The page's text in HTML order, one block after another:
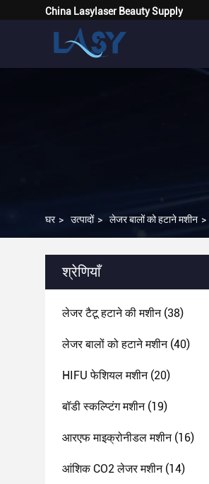
China Lasylaser Beauty Supply
घर > उत्पादों > लेजर बालों को हटाने मशीन >
श्रेणियाँ
लेजर टैटू हटाने की मशीन(38)
लेजर बालों को हटाने मशीन(40)
HIFU फेशियल मशीन(20)
बॉडी स्कल्प्टिंग मशीन(19)
आरएफ माइक्रोनीडल मशीन(16)
आंशिक CO2 लेजर मशीन(14)